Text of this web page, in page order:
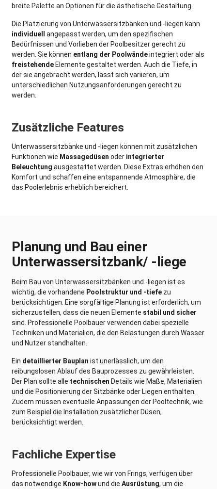
breite Palette an Optionen für die ästhetische Gestaltung.
Die Platzierung von Unterwassersitzbänken und -liegen kann
individuell angepasst werden, um den spezifischen
Bedürfnissen und Vorlieben der Poolbesitzer gerecht zu
werden. Sie können entlang der Poolwändeintegriert oder als
freistehendeElemente gestaltet werden. Auch die Tiefe, in
der sie angebracht werden, lässt sich variieren, um
unterschiedlichen Nutzungsanforderungen gerecht zu
werden.
Zusätzliche Features
Unterwassersitzbänke und -liegen können mit zusätzlichen
Funktionen wie Massagedüsen oder integrierter
Beleuchtung ausgestattet werden. Diese Extras erhöhen den
Komfort und schaffen eine entspannende Atmosphäre, die
das Poolerlebnis erheblich bereichert.
Planung und Bau einer
Unterwassersitzbank/ -liege
Beim Bau von Unterwassersitzbänken und -liegen ist es
wichtig, die vorhandene Poolstruktur und -tiefe zu
berücksichtigen. Eine sorgfältige Planung ist erforderlich, um
sicherzustellen, dass die neuen Elemente stabil und sicher
sind. Professionelle Poolbauer verwenden dabei spezielle
Techniken und Materialien, die den Belastungen durch Wasser
und Nutzer standhalten.
Ein detaillierter Bauplan ist unerlässlich, um den
reibungslosen Ablauf des Bauprozesses zu gewährleisten.
Der Plan sollte alle technischen Details wie Maße, Materialien
und die Positionierung der Sitzbänke oder Liegen enthalten.
Zudem müssen eventuelle Anpassungen der Pooltechnik, wie
zum Beispiel die Installation zusätzlicher Düsen,
berücksichtigt werden.
Fachliche Expertise
Professionelle Poolbauer, wie wir von Frings, verfügen über
das notwendige Know-howund die Ausrüstung, um die